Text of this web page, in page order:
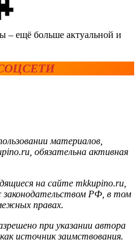
– ещё больше актуальной и
материалов,
обязательна активная
на сайте mkkupino.ru,
законодательством РФ, в том
правах.
при указании автора
источник заимствования.